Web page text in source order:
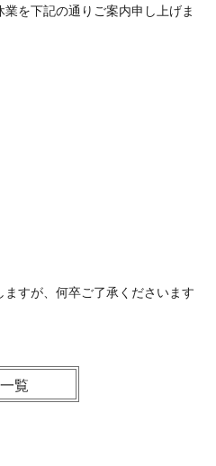
を下記の通りご案内申し上げま
すが、何卒ご了承くださいます
一覧